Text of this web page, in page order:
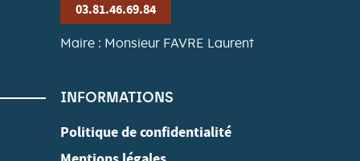
03.81.46.69.84
Maire : Monsieur FAVRE Laurent
INFORMATIONS
Politique de confidentialité